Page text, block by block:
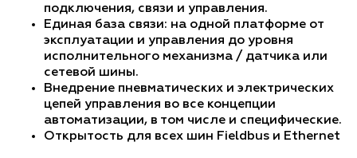
подключения, связи и управления.
Единая база связи: на одной платформе от
эксплуатации и управления до уровня
исполнительного механизма / датчика или
сетевой шины.
Внедрение пневматических и электрических
цепей управления во все концепции
автоматизации, в том числе и специфические.
Открытость для всех шин Fieldbus и Ethernet